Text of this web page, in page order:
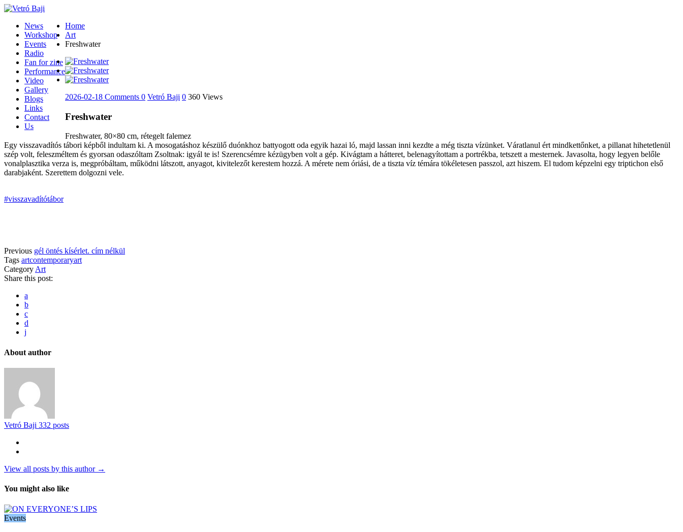
News
Workshop
Events
Radio
Fan for zine
Performance
Video
Gallery
Blogs
Links
Contact
Us
Home
Art
Freshwater
2026-02-18 Comments 0 Vetró Baji 0 360 Views
Freshwater
Freshwater, 80×80 cm, rétegelt falemez
Egy visszavadítós tábori képből indultam ki. A mosogatáshoz készülő duónkhoz battyogott oda egyik hazai ló, majd lassan inni kezdte a még tiszta vízünket. Váratlanul ért mindkettőnket, a pillanat hihetetlenül
szép volt, feleszméltem és gyorsan odaszóltam Zsoltnak: igyál te is! Szerencsémre kézügyben volt a gép. Kivágtam a hátteret, belenagyítottam a portrékba, tetszett a mesternek. Javasolta, hogy legyen belőle
vonalplasztika verza is, megpróbáltam, működni látszott, anyagot, kivitelezőt kerestem hozzá. A mérete nem óriási, de a tiszta víz témára tökéletesen passzol, azt hiszem. El tudom képzelni egy triptichon első
darabjaként. Szerettem dolgozni vele.
#visszavadítótábor
Previous gél öntés kísérlet. cím nélkül
Tags artcontemporaryart
CategoryArt
Share this post:
a
b
c
d
j
About author
Vetró Baji 332 posts
View all posts by this author →
You might also like
Events